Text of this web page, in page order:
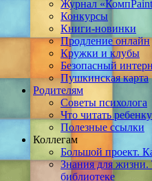
Журнал
Конкурсы
Книги-новинки
Продление онлайн
Кружки и клубы
Безопасный
Пушкинская карта
Родителям
Советы психолога
Что читать ребенку
Полезные ссылки
Коллегам
Большой проект.
Знания для жизни.
библиотеке